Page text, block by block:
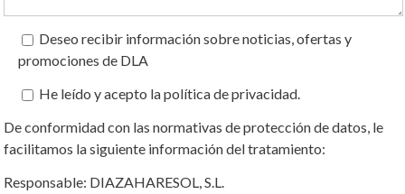
Deseo recibir información sobre noticias, ofertas y
promociones de DLA
He leído y acepto la política de privacidad.
De conformidad con las normativas de protección de datos, le
facilitamos la siguiente información del tratamiento:
Responsable: DIAZAHARESOL, S.L.